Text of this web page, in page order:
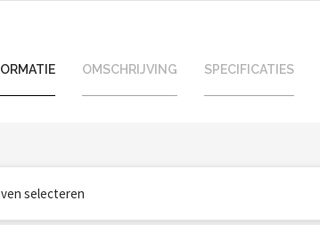
OMSCHRIJVING SPECIFICATIES
selecteren